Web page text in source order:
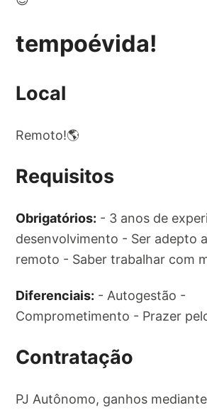
tempoévida!
Local
Remoto!🌎
Requisitos
Obrigatórios: - 3 anos de
desenvolvimento - Ser adepto
remoto - Saber trabalhar com
Diferenciais: - Autogestão -
Comprometimento - Prazer
Contratação
PJ Autônomo, ganhos